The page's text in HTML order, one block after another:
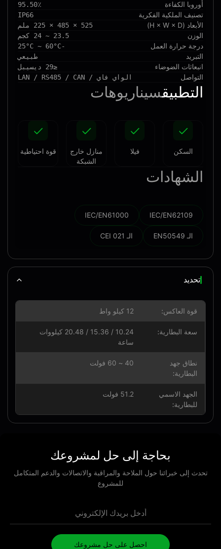
أوروبا الكفاءة 95.50٪
تصنيف الملكية الفكرية IP66
الأبعاد (H × W × D)
الوزن 23.5 ~ 24 كجم
درجة حرارة العمل
التبريد طبيعي
انبعاثات الضوضاء
التواصل الواي فاي / LAN / RS485 / CAN
التطبيقسيناريوهات
السكن
منازل خارج
الشبكة
قوة احتياطية
الشهادات
IEC/EN62109
IEC/EN61000
تحديد
قوة العاكس:
سعة البطارية:
10.24 / 15.36 / 20.48 كيلووات
ساعة
نطاق جهد
البطارية:
الجهد الاسمي
للبطارية:
بحاجة إلى حل لمشروعك
إلى خبرائنا حول الملاحة والمراقبة والاتصالات والدعم المتكامل
للمشروع
احصل على حل مشروعك